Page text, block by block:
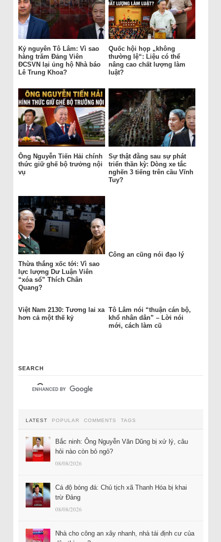
Kỷ nguyên Tô Lâm: Vì sao
hàng trăm Đảng Viên
ĐCSVN lại ủng hộ Nhà báo
Lê Trung Khoa?
Quốc hội họp „không
thường lệ“: Liệu có thể
nâng cao chất lượng làm
luật?
Ông Nguyễn Tiến Hải chính
thức giữ ghế bộ trưởng nội
vụ
Sự thật đằng sau sự phát
triển thần kỳ: Dòng xe tắc
nghẽn 3 tiếng trên cầu Vĩnh
Tuy?
Thừa thắng xốc tới: Vì sao
lực lượng Dư Luận Viên
“xóa sổ” Thích Chân
Quang?
Công an cũng nói đạo lý
Việt Nam 2130: Tương lai xa
hơn cả một thế kỷ
Tô Lâm nói “thuận cán bộ,
khổ nhân dân” – Lời nói
mới, cách làm cũ
SEARCH
LATEST POPULAR COMMENTS TAGS
Bắc ninh: Ông Nguyễn Văn Dũng bị xử lý, câu
hỏi nào còn bỏ ngỏ?
08/08/2026
Cá độ bóng đá: Chủ tịch xã Thanh Hóa bị khai
trừ Đảng
08/08/2026
Nhà cho công an xây nhanh, nhà tái định cư của